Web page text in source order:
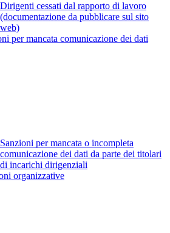
Dirigenti cessati dal rapporto di lavoro
(documentazione da pubblicare sul sito
web)
per mancata comunicazione dei dati
Sanzioni per mancata o incompleta
comunicazione dei dati da parte dei titolari
di incarichi dirigenziali
organizzative